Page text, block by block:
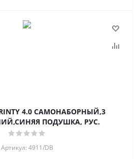
4.0 САМОНАБОРНЫЙ,3
ПОДУШКА, РУС.
Артикул: 4911/DB